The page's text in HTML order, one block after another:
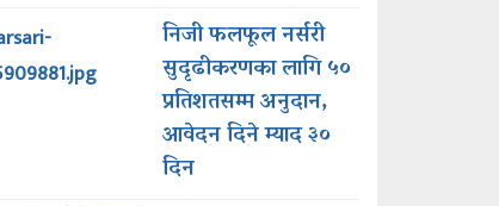
निजी फलफूल नर्सरी
सुदृढीकरणका लागि ५०
प्रतिशतसम्म अनुदान,
आवेदन दिने म्याद ३०
दिन